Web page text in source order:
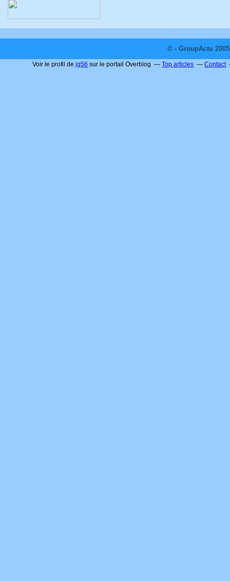
© - GroupActu
Voir le profil dejg56 sur le portail Overblog Top articles Contact